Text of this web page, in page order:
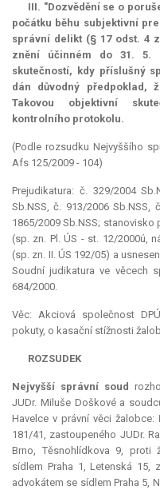
III. "Dozvědění se o
počátku běhu subjektivní
správní delikt (§ 17 odst. 4
znění účinném do 31. 5.
skutečností, kdy příslušný
dán důvodný předpoklad,
Takovou objektivní
kontrolního protokolu.
(Podle rozsudku Nejvyššího
Afs 125/2009 - 104)
Prejudikatura: č. 329/2004
Sb.NSS, č. 913/2006 Sb.NSS,
1865/2009 Sb.NSS; stanovisko
(sp. zn. Pl. ÚS - st. 12/2000ú,
(sp. zn. II. ÚS 192/05) a
Soudníjudikatura ve věcech
684/2000.
Věc: Akciová společnost
pokuty, o kasační stížnosti
ROZSUDEK
Nejvyšší správní soud
JUDr. Miluše Doškové a
Havelce v právní věci žalobce:
181/41, zastoupeného JUDr.
Brno, Těsnohlídkova 9, proti
sídlem Praha 1, Letenská 15,
advokátem se sídlem Praha 5,